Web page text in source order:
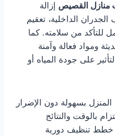
منازل القصيص إزالة
الداخلية، تعقيم
للتأكد من سلامته. كما
ومواد فعالة وآمنة
على جودة المياه أو
بسهولة دون الإضرار
بالوقت والنتائج
خطط تنظيف دورية